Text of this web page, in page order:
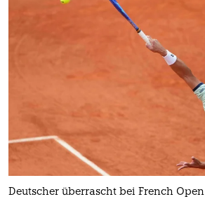
Deutscher überrascht bei French Open